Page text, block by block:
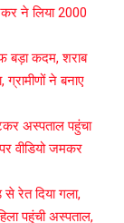
ने लिया 2000
बड़ा कदम, शराब
ने बनाए
अस्पताल पहुंचा
वीडियो जमकर
रेत दिया गला,
पहुंची अस्पताल,